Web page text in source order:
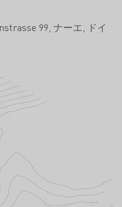
99 ナーエ
ドイ